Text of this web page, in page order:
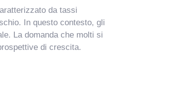
da tassi
In questo contesto, gli
La domanda che molti si
di crescita.